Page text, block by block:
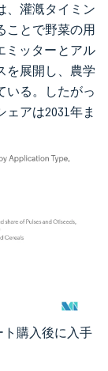
、灌漑タイミン
ことで野菜の用
ミッターとアル
を展開し、農学
いる。したがっ
アは2031年ま
が必要です。
購入後に入手